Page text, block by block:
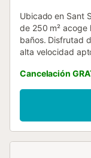
Ubicado en Sant
de 250 m² acoge
baños. Disfrutad
alta velocidad
cuenta con
montaña. Salid a
de los 2
contemplar la
espacio al aire
Cancelación